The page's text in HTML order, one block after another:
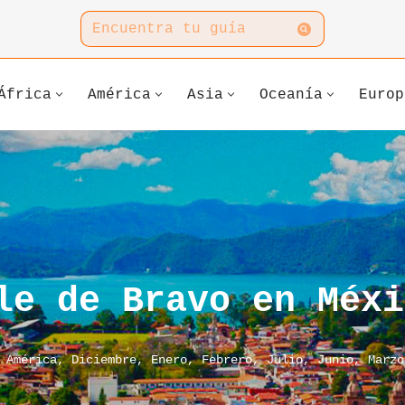
América Asia Oceanía
de Bravo en
América,Diciembre,Enero,Febrero,Julio,Junio,Marzo